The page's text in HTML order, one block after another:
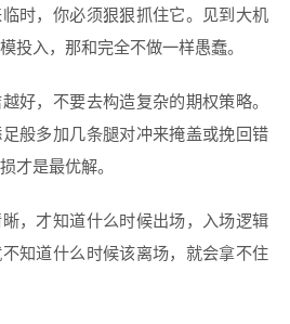
时，你必须狠狠抓住它。见到大机
投入，那和完全不做一样愚蠢。
好，不要去构造复杂的期权策略。
般多加几条腿对冲来掩盖或挽回错
才是最优解。
，才知道什么时候出场，入场逻辑
知道什么时候该离场，就会拿不住